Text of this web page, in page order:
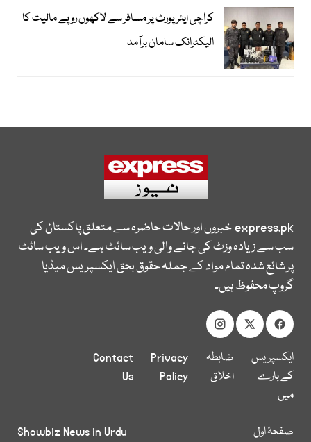
کراچی ایئرپورٹ پر مسافر سے لاکھوں روپے مالیت کا
الیکٹرانک سامان برآمد
express.pkخبروں اور حالات حاضرہ سے متعلق پاکستان کی
سب سے زیادہ وزٹ کی جانے والی ویب سائٹ ہے۔ اس ویب سائٹ
پر شائع شدہ تمام مواد کے جملہ حقوق بحق ایکسپریس میڈیا
گروپ محفوظ ہیں۔
ایکسپریس
کے بارے
میں
ضابطہ
اخلاق
Privacy
Policy
Contact
Us
صفحۂ اول
Showbiz News in Urdu